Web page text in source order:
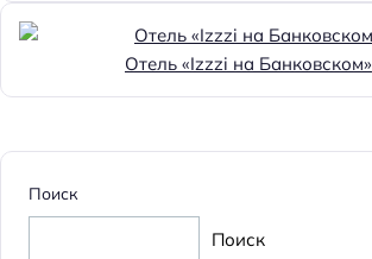
Отель «Izzzi на Банковском»
Поиск
Поиск